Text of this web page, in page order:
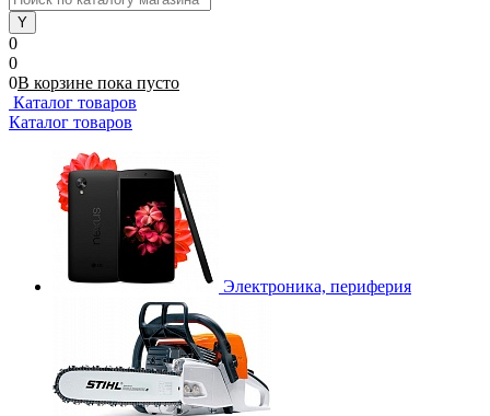
0
0
0В корзине пока пусто
Каталог товаров
Каталог товаров
Электроника, периферия